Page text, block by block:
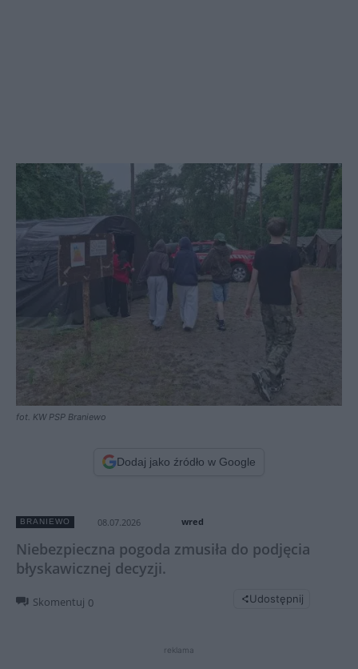
fot. KW PSP Braniewo
Dodaj jako źródło w Google
BRANIEWO 08.07.2026 wred
Niebezpieczna pogoda zmusiła do podjęcia
błyskawicznej decyzji.
Skomentuj 0 Udostępnij
reklama